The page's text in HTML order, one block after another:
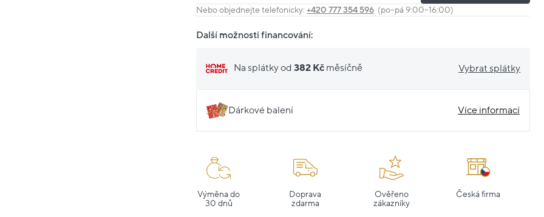
Nebo objednejte telefonicky:+420 777 354 596 (po–pá 9:00–16:00)
Další možnosti financování:
Na splátky od382 Kč měsíčně Vybrat splátky
Dárkové balení Více informací
Výměna do
30 dnů
Doprava
zdarma
Ověřeno
zákazníky
Česká firma